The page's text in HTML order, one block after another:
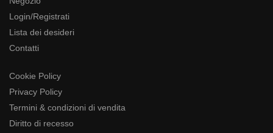
Login/Registrati
Lista dei desideri
Contatti
Cookie Policy
Privacy Policy
Termini & condizioni di vendita
Diritto di recesso